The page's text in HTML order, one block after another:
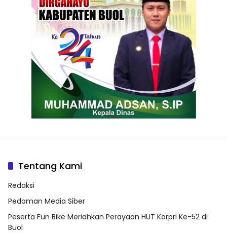
Tentang Kami
Redaksi
Pedoman Media Siber
Peserta Fun Bike Meriahkan Perayaan HUT Korpri Ke-52 di
Buol